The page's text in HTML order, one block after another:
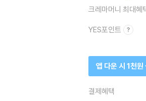
크레마머니 최대혜
YES포인트
앱 다운 시 1천원
결제혜택